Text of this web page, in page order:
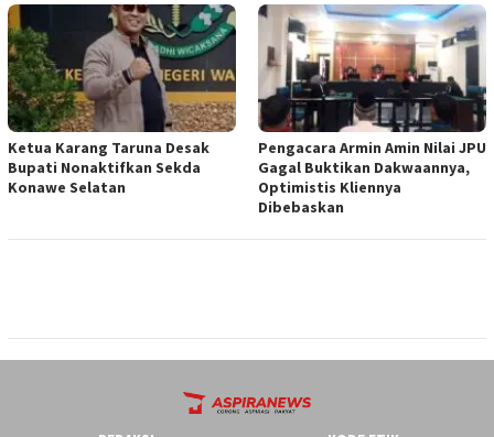
Ketua ‎Karang Taruna Desak
Bupati Nonaktifkan Sekda
Konawe Selatan
‎Pengacara Armin Amin Nilai JPU
Gagal Buktikan Dakwaannya,
Optimistis Kliennya
Dibebaskan